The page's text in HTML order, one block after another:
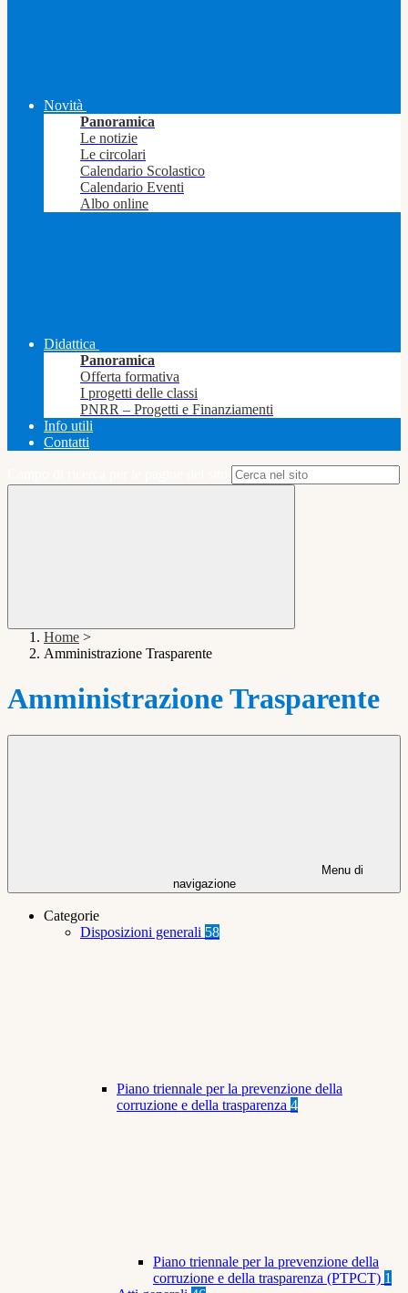
Novità
Panoramica
Le notizie
Le circolari
Calendario Scolastico
Calendario Eventi
Albo online
Didattica
Panoramica
Offerta formativa
I progetti delle classi
PNRR – Progetti e Finanziamenti
Info utili
Contatti
Home >
Amministrazione Trasparente
Amministrazione Trasparente
Menu di
navigazione
Categorie
Disposizioni generali 58
Piano triennale per la prevenzione della
corruzione e della trasparenza 4
Piano triennale per la prevenzione della
corruzione e della trasparenza (PTPCT) 1